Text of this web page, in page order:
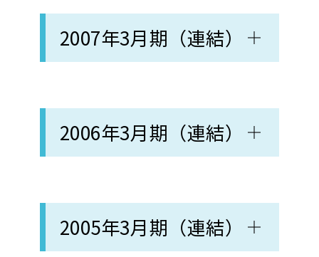
2007年3月期（連結）
2006年3月期（連結）
2005年3月期（連結）